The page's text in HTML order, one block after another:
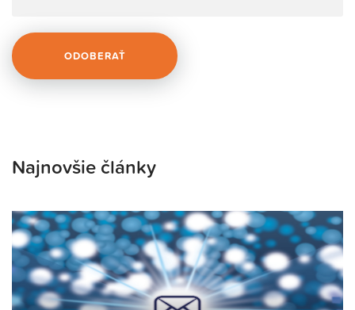
Najnovšie články